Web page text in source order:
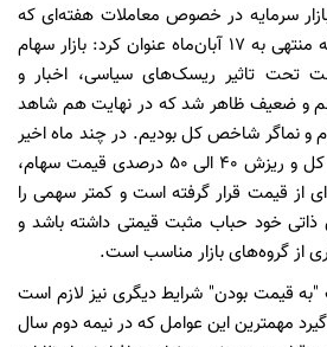
سرمایه در خصوص معاملات هفته‌ای که
سپری شد و چشم‌انداز هفته منتهی به ۱۷ آبان‌ماه عنوان کرد:‌ بازار سهام
تحت تاثیر ریسک‌های سیاسی، اخبار و
و ضعیف ظاهر شد که در نهایت هم شاهد
و نماگر شاخص کل بودیم. در چند ماه اخیر
با افت ۲۲ درصدی شاخص کل و ریزش ۴۰ الی ۵۰ درصدی قیمت سهام،
از قیمت قرار گرفته است و کمتر سهمی را
ذاتی خود حباب مثبت قیمتی داشته باشد و
"به قیمت بودن" شرایط دیگری نیز لازم است
گیرد مهمترین این عوامل که در نیمه دوم سال